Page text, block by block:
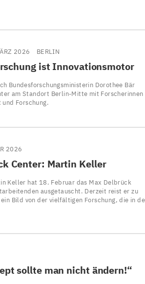
2026 BERLIN
ist Innovationsmotor
Bundesforschungsministerin Dorothee Bär
am Standort Berlin-Mitte mit Forscherinnen
Forschung.
2026
Center: Martin Keller
Keller hat 18. Februar das Max Delbrück
ausgetauscht. Derzeit reist er zu
Bild von der vielfältigen Forschung, die in
sollte man nicht ändern!“